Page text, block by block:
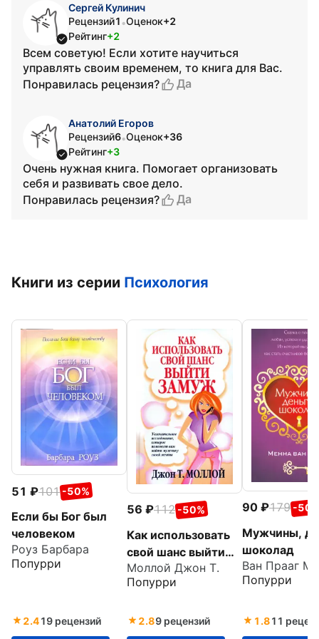
Сергей Кулинич
Рецензий1 •Оценок+2
Рейтинг+2
Всем советую! Если хотите научиться
управлять своим временем, то книга для Вас.
Понравилась рецензия?
Да
Анатолий Егоров
Рецензий6•Оценок+36
Рейтинг+3
Очень нужная книга. Помогает организовать
себя и развивать свое дело.
Понравилась рецензия?
Да
Книги из серии Психология
51 101 -50%
Если бы Бог был
человеком
Роуз Барбара
Попурри
2.419 рецензий
56 112 -50%
Как использовать
свой шанс выйти
замуж
Моллой Джон Т.
Попурри
2.89 рецензий
90 179 -
Мужчины,
шоколад
Ван Прааг
Попурри
1.811